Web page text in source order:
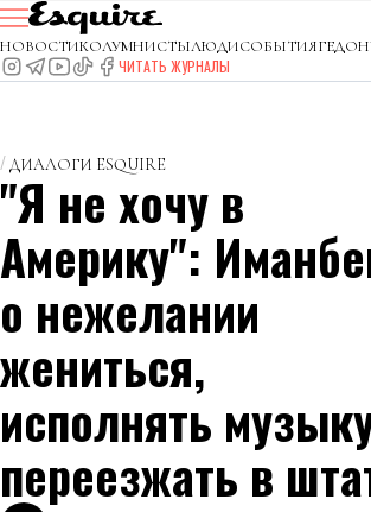
НОВОСТИКОЛУМНИСТЫЛЮДИСОБЫТИЯ
ЧИТАТЬ ЖУРНАЛЫ
ДИАЛОГИ ESQUIRE
"Я не хочу в
Америку":
о нежелании
жениться,
исполнять
переезжать в